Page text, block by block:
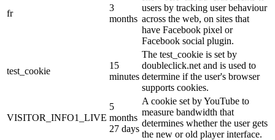
fr
3
months
users by tracking user behaviour
across the web, on sites that
have Facebook pixel or
Facebook social plugin.
test_cookie
15
minutes
The test_cookie is set by
doubleclick.net and is used to
determine if the user's browser
supports cookies.
VISITOR_INFO1_LIVE
5
months
27 days
A cookie set by YouTube to
measure bandwidth that
determines whether the user gets
the new or old player interface.